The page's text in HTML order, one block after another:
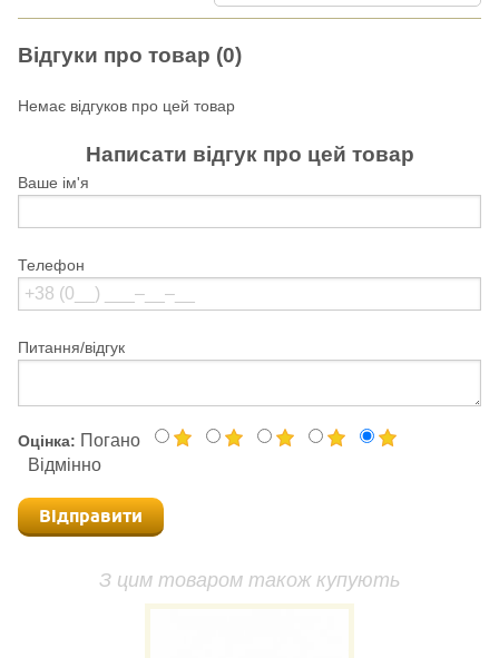
Відгуки про товар (0)
Немає відгуков про цей товар
Написати відгук про цей товар
Ваше ім'я
Телефон
Питання/відгук
Оцінка: Погано
Відмінно
Відправити
З цим товаром також купують